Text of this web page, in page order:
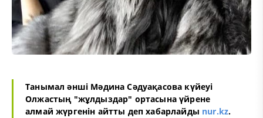
Танымал әнші Мәдина Сәдуақасова күйеуі
Олжастың "жұлдыздар" ортасына үйрене
алмай жүргенін айтты деп хабарлайды nur.kz.